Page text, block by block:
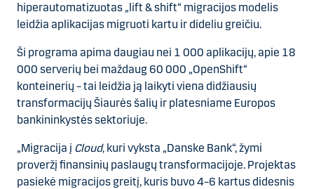
hiperautomatizuotas „lift & shift“ migracijos modelis
leidžia aplikacijas migruoti kartu ir dideliu greičiu.
Ši programa apima daugiau nei 1 000 aplikacijų, apie 18
000 serverių bei maždaug 60 000 „OpenShift“
konteinerių – tai leidžia ją laikyti viena didžiausių
transformacijų Šiaurės šalių ir platesniame Europos
bankininkystės sektoriuje.
„Migracija į Cloud, kuri vyksta „Danske Bank“, žymi
proveržį finansinių paslaugų transformacijoje. Projektas
pasiekė migracijos greitį, kuris buvo 4–6 kartus didesnis